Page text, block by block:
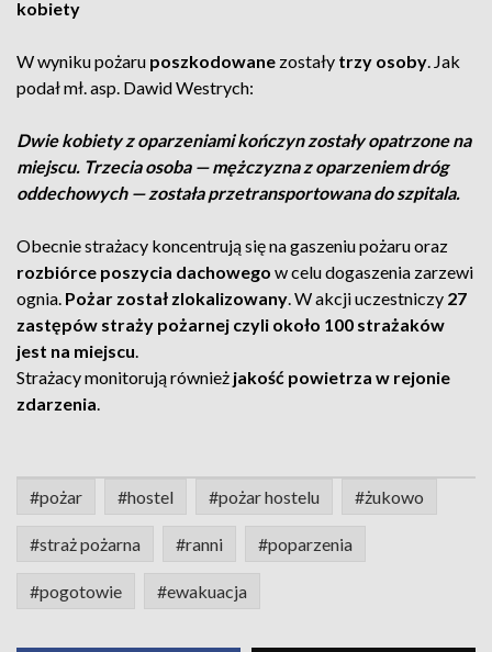
kobiety
W wyniku pożaru poszkodowane zostały trzy osoby. Jak
podał mł. asp. Dawid Westrych:
Dwie kobiety z oparzeniami kończyn zostały opatrzone na
miejscu. Trzecia osoba — mężczyzna z oparzeniem dróg
oddechowych — została przetransportowana do szpitala.
Obecnie strażacy koncentrują się na gaszeniu pożaru oraz
rozbiórce poszycia dachowego w celu dogaszenia zarzewi
ognia. Pożar został zlokalizowany. W akcji uczestniczy 27
zastępów straży pożarnej czyli około 100 strażaków
jest na miejscu.
Strażacy monitorują również jakość powietrza w rejonie
zdarzenia.
#pożar #hostel #pożar hostelu #żukowo
#straż pożarna #ranni #poparzenia
#pogotowie #ewakuacja